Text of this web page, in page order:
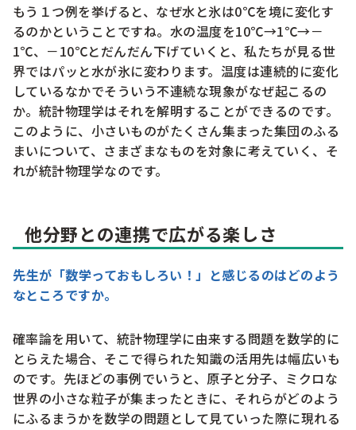
もう１つ例を挙げると、なぜ水と氷は0℃を境に変化す
るのかということですね。水の温度を10℃→1℃→－
1℃、－10℃とだんだん下げていくと、私たちが見る世
界ではパッと水が氷に変わります。温度は連続的に変化
しているなかでそういう不連続な現象がなぜ起こるの
か。統計物理学はそれを解明することができるのです。
このように、小さいものがたくさん集まった集団のふる
まいについて、さまざまなものを対象に考えていく、そ
れが統計物理学なのです。
他分野との連携で広がる楽しさ
先生が「数学っておもしろい！」と感じるのはどのよう
なところですか。
確率論を用いて、統計物理学に由来する問題を数学的に
とらえた場合、そこで得られた知識の活用先は幅広いも
のです。先ほどの事例でいうと、原子と分子、ミクロな
世界の小さな粒子が集まったときに、それらがどのよう
にふるまうかを数学の問題として見ていった際に現れる